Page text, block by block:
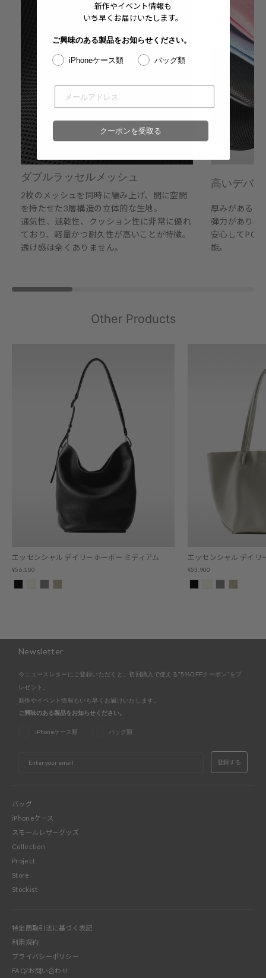
※売り切れやお取り置き等で在庫がない場合がございます。
※最新の在庫状況は店舗へ直接お電話下さいませ。
※各店舗の詳細はこちら
ダブルラッセルメッシュ
2枚のメッシュを同時に編み上げ、間に空間
を持たせた3層構造の立体的な生地。
通気性、速乾性、クッション性に非常に優れ
ており、軽量かつ耐久性が高いことが特徴。
透け感は全くありません。
高いデバ
厚みがあるた
弾力があり、
安心してPC
能。
Other Products
エッセンシャル デイリーホーボー ミディアム
¥56,100
エッセンシャル デイリ
¥53,900
Newsletter
今ニュースレターにご登録いただくと、初回購入で使える"5%OFFクーポン"をプ
レゼント。
新作やイベント情報もいち早くお届けいたします。
ご興味のある製品をお知らせください。
iPhoneケース類 バッグ類
登録する
バッグ
iPhoneケース
スモールレザーグッズ
Collection
Project
Store
Stockist
特定商取引法に基づく表記
利用規約
プライバシーポリシー
FAQ/お問い合わせ
新作やイベント情報も
いち早くお届けいたします。
ご興味のある製品をお知らせください。
iPhoneケース類 バッグ類
クーポンを受取る